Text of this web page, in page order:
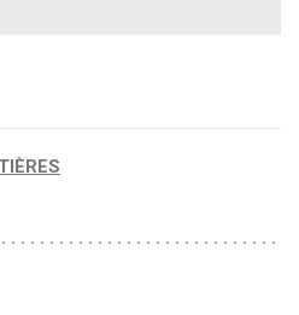
. . . . . . . . . . . . . . . . . . . . . . . . . . .